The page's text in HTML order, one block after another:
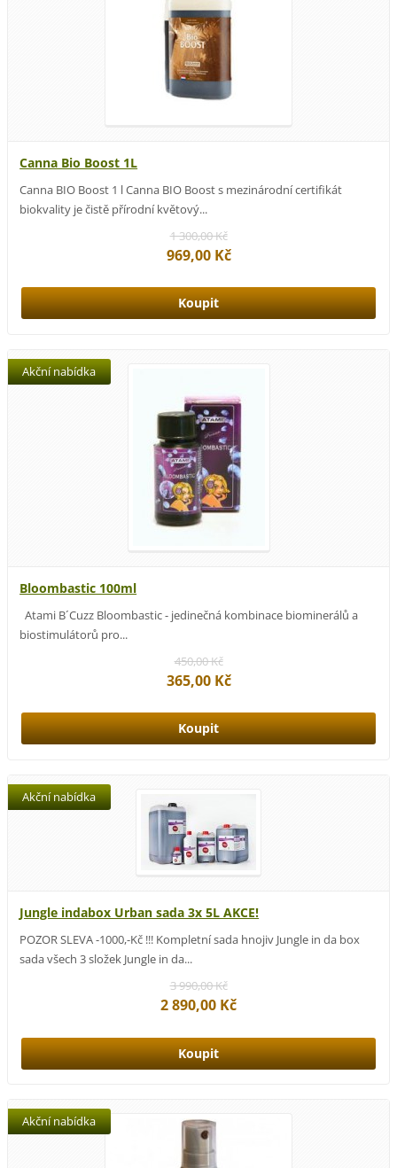
Canna Bio Boost 1L
Canna BIO Boost 1 l Canna BIO Boost s mezinárodní certifikát
biokvality je čistě přírodní květový...
1 300,00 Kč
969,00 Kč
Bloombastic 100ml
Akční nabídka
Atami B´Cuzz Bloombastic - jedinečná kombinace biominerálů a
biostimulátorů pro...
450,00 Kč
365,00 Kč
Jungle indabox Urban sada 3x 5L AKCE!
Akční nabídka
POZOR SLEVA -1000,-Kč !!! Kompletní sada hnojiv Jungle in da box
sada všech 3 složek Jungle in da...
3 990,00 Kč
2 890,00 Kč
Akční nabídka